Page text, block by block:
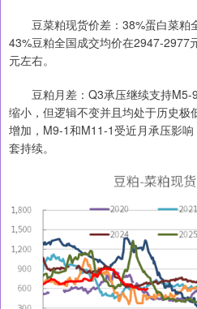
豆菜粕现货价差：38%蛋白菜粕
43%豆粕全国成交均价在2947-2977
元左右。
豆粕月差：Q3承压继续支持M5-
缩小，但逻辑不变并且均处于历史极
增加，M9-1和M11-1受近月承压影
套持续。